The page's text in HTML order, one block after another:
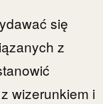
się
z
wizerunkiem i